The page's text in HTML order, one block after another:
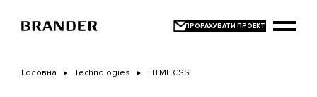
основного
Головна Technologies HTML СSS